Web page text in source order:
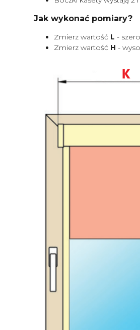
Jak wykonać pomiary?
Zmierz wartość L -
Zmierz wartość H -